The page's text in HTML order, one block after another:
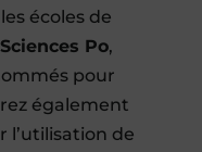
écoles de
Sciences Po,
pour
également
l’utilisation de